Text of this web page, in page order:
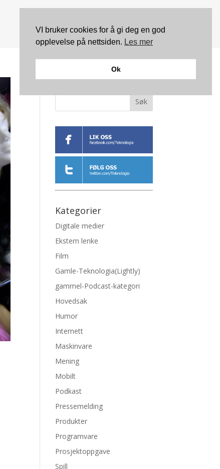
Søk
Kategorier
Digitale medier
Ekstern lenke
Film
Gamle-Teknologia(Lightly)
gammel-Podcast-kategori
Hovedsak
Humor
Internett
Maskinvare
Mening
Mobilt
Podkast
Pressemelding
Produkter
Programvare
Prosjektoppgave
Spill
VI bruker cookies for å gi deg en god
opplevelse på nettsiden. Les mer
Ok